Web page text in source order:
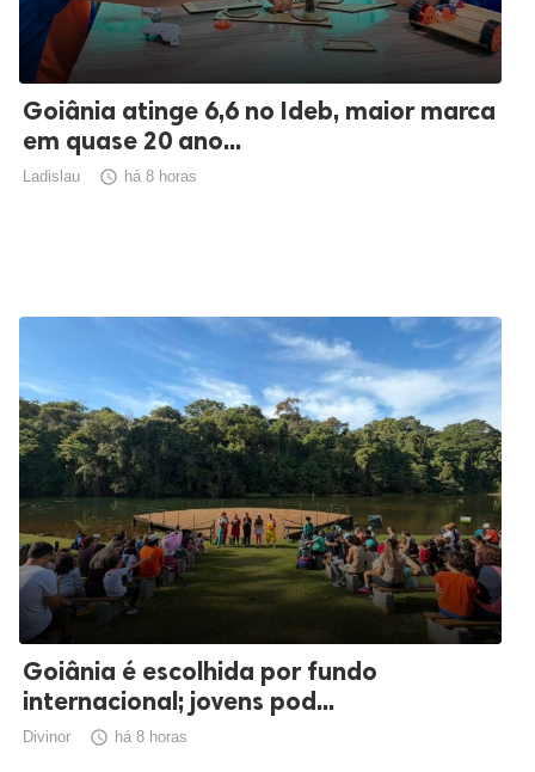
Goiânia atinge 6,6 no Ideb, maior marca
em quase 20 ano...
Ladislau  há 8 horas
Goiânia é escolhida por fundo
internacional; jovens pod...
Divinor  há 8 horas